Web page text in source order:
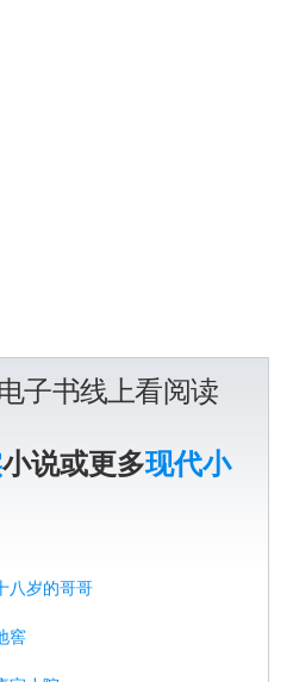
子书线上看阅读
小说或更多现代小
八岁的哥哥
窖